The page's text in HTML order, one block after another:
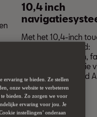
10,4 inch
Met het 10,4-inch
je alles bij de hand:
telefooncontacten,
muziek en navigatie
CarPlay of Android
ervaring te bieden. Ze stellen
onze website te verbeteren
bieden. Zo zorgen we voor
ervaring voor jou. Je
instellingen’ onderaan